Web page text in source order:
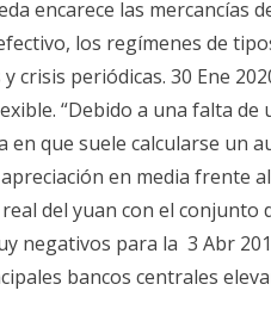
encarece las mercancías
los regímenes de
crisis periódicas. 30 Ene
“Debido a una falta
en que suele calcularse un
en media frente
del yuan con el conjunto
negativos para la 3 Abr
bancos centrales